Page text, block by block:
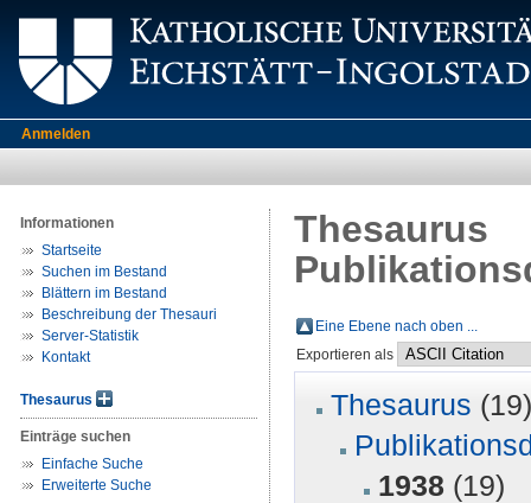
Anmelden
Informationen
Startseite
Suchen im Bestand
Blättern im Bestand
Beschreibung der Thesauri
Server-Statistik
Kontakt
Thesaurus
Einträge suchen
Einfache Suche
Erweiterte Suche
Thesaurus
Eine Ebene nach oben ...
Exportieren als
Thesaurus (19)
1938 (19)